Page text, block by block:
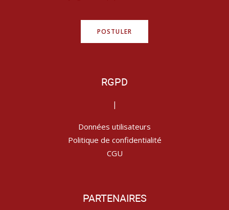
POSTULER
RGPD
|
Données utilisateurs
Politique de confidentialité
CGU
PARTENAIRES